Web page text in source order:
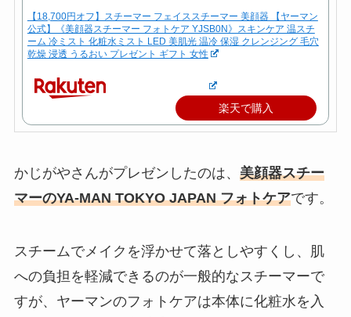
【18,700円オフ】スチーマー フェイススチーマー 美顔器 【ヤーマン
公式】《美顔器スチーマー フォトケア YJSB0N》スキンケア 温スチ
ーム 冷ミスト 化粧水ミスト LED 美肌光 温冷 保湿 クレンジング 毛穴
乾燥 浸透 うるおい プレゼント ギフト 女性
楽天で購入
かじがやさんがプレゼンしたのは、 美顔器スチー
マーのYA-MAN TOKYO JAPAN フォトケアです。
スチームでメイクを浮かせて落としやすくし、肌
への負担を軽減できるのが一般的なスチーマーで
すが、ヤーマンのフォトケアは本体に化粧水を入